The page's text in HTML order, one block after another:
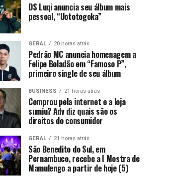
D$ Luqi anuncia seu álbum mais
pessoal, “Uototogoka”
GERAL 20 horas atrás
Pedrão MC anuncia homenagem a
Felipe Boladão em “Famoso P”,
primeiro single de seu álbum
BUSINESS 21 horas atrás
Comprou pela internet e a loja
sumiu? Adv diz quais são os
direitos do consumidor
GERAL 21 horas atrás
São Benedito do Sul, em
Pernambuco, recebe a I Mostra de
Mamulengo a partir de hoje (5)